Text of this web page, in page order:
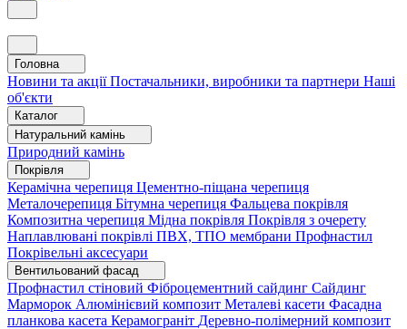
Головна
Новини та акціїПостачальники, виробники та партнери Наші
об'єкти
Каталог
Натуральний камінь
Природний камінь
Покрівля
Керамічна черепиця Цементно-піщана черепиця
Металочерепиця Бітумна черепиця Фальцева покрівля
Композитна черепиця Мідна покрівля Покрівля з очерету
Наплавлювані покрівлі ПВХ, ТПО мембрани Профнастил
Покрівельні аксесуари
Вентильований фасад
Профнастил стіновий Фіброцементний сайдинг Сайдинг
Марморок Алюмінієвий композит Металеві касети Фасадна
планкова касета Керамограніт Деревно-полімерний композит